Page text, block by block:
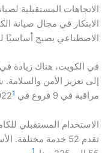
الاتجاهات المستقبلية
الابتكار في مجال صيانة
الاصطناعي يصبح أساسيًا
في الكويت، هناك زيادة
مراقبة في 9 فروع في 2022
1
الاستخدام المستقبلي
تقدم 52 خدمة
1